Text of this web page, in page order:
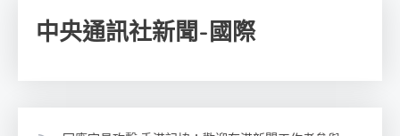
中央通訊社新聞-國際